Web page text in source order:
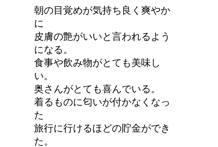
よって違う？
耳と肩が関係するの？耳
の違和感の原因は「肩こ
り」？！
第二次世界大戦における
朝の目覚めが気持ち良く爽やか
に
皮膚の艶がいいと言われるよう
になる。
食事や飲み物がとても美味し
い。
奥さんがとても喜んでいる。
着るものに匂いが付かなくなっ
た
旅行に行けるほどの貯金ができ
た。